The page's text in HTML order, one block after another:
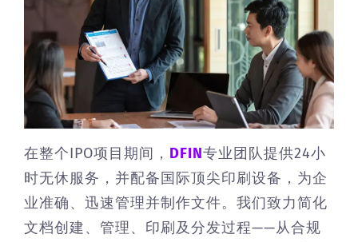
在整个IPO项目期间， DFIN专业团队提供24小
时无休服务，并配备国际顶尖印刷设备，为企
业准确、迅速管理并制作文件。我们致力简化
文档创建、管理、印刷及分发过程——从合规